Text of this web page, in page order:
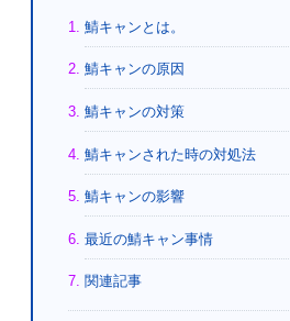
鯖キャンとは。
鯖キャンの原因
鯖キャンの対策
鯖キャンされた時の対処法
鯖キャンの影響
最近の鯖キャン事情
関連記事